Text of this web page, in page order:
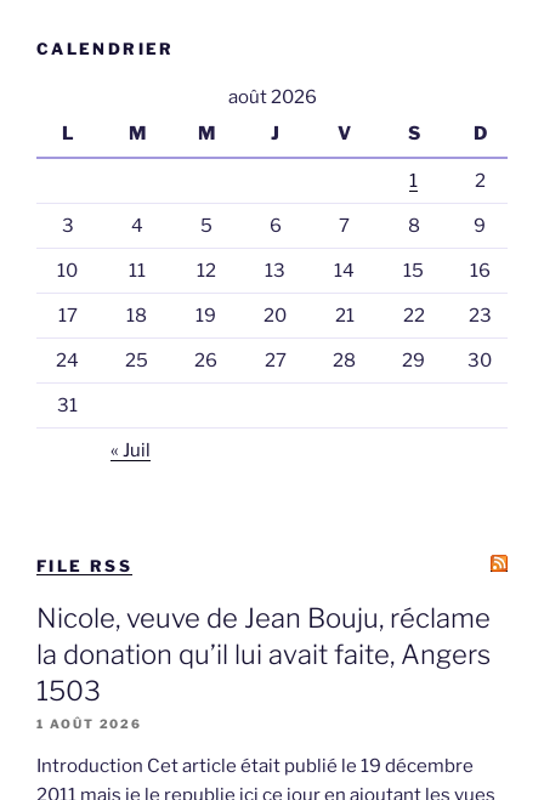
CALENDRIER
août 2026
L
M M J V S D
1 2
3 4 5 6 7 8 9
10 11 12 13 14 15 16
17 18 19 20 21 22 23
24 25 26 27 28 29 30
31
« Juil
FILE RSS
Nicole, veuve de Jean Bouju, réclame
la donation qu’il lui avait faite, Angers
1503
1 AOÛT 2026
Introduction Cet article était publié le 19 décembre
2011 mais je le republie ici ce jour en ajoutant les vues